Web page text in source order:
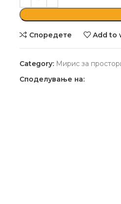
Споредете Add to
Category: Мирис за
Споделување на: